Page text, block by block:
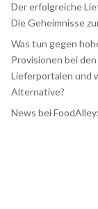
Der erfolgreiche
Die Geheimnisse
Was tun gegen
Provisionen bei
Lieferportalen und
Alternative?
News bei